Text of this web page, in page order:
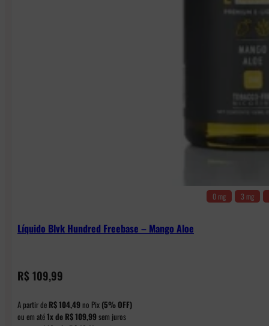
0 mg 3 mg
Líquido Blvk Hundred Freebase – Mango Aloe
R$ 109,99
A partir de R$104,49 no Pix (5% OFF)
ou em até1x de R$109,99 sem juros